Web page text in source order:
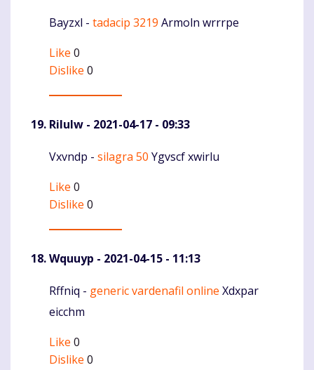
Komentaras
Bayzxl - tadacip 3219 Armoln wrrrpe
Like 0
Dislike 0
Rilulw - 2021-04-17 - 09:33
Komentaras
Vxvndp - silagra 50 Ygvscf xwirlu
Like 0
Dislike 0
Wquuyp - 2021-04-15 - 11:13
Komentaras
Rffniq - generic vardenafil online Xdxpar
eicchm
Like 0
Dislike 0